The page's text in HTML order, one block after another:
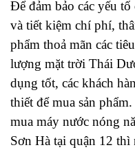
Để đảm bảo các yếu
và tiết kiệm chí phí,
phẩm thoả mãn các
lượng mặt trời Thái
dụng tốt, các khách
thiết để mua sản
mua máy nước nóng
Sơn Hà tại quận 12